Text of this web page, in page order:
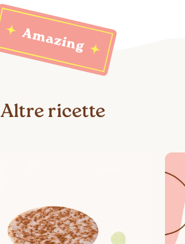
Altre ricette